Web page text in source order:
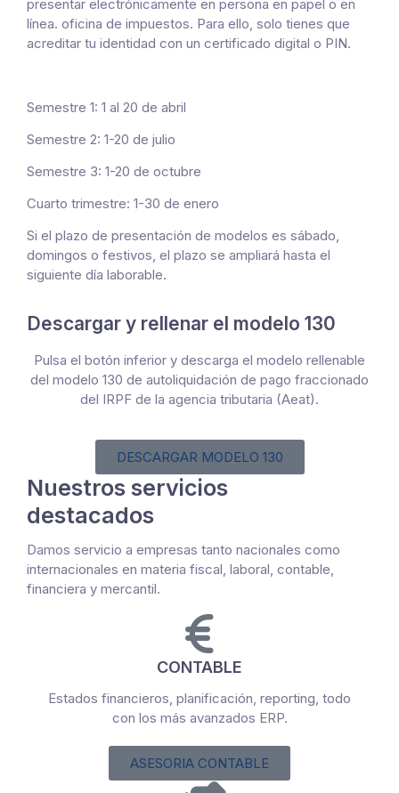
presentar electrónicamente en persona en papel o en
línea. oficina de impuestos. Para ello, solo tienes que
acreditar tu identidad con un certificado digital o PIN.
Semestre 1: 1 al 20 de abril
Semestre 2: 1-20 de julio
Semestre 3: 1-20 de octubre
Cuarto trimestre: 1-30 de enero
Si el plazo de presentación de modelos es sábado,
domingos o festivos, el plazo se ampliará hasta el
siguiente día laborable.
Descargar y rellenar el modelo 130
Pulsa el botón inferior y descarga el modelo rellenable
del modelo 130 de autoliquidación de pago fraccionado
del IRPF de la agencia tributaria (Aeat).
DESCARGAR MODELO 130
Nuestros servicios
destacados
Damos servicio a empresas tanto nacionales como
internacionales en materia fiscal, laboral, contable,
financiera y mercantil.
CONTABLE
Estados financieros, planificación, reporting, todo
con los más avanzados ERP.
ASESORIA CONTABLE